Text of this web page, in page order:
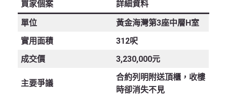
買家個案
詳細資料
單位
黃金海灣第3座中層H室
實用面積
312呎
成交價
3,230,000元
主要爭議
合約列明附送頂櫃，收樓
時卻消失不見